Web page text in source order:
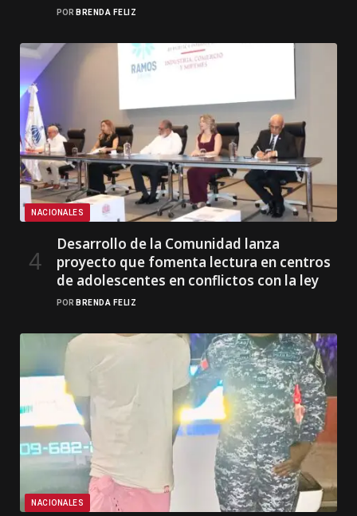
POR BRENDA FELIZ
NACIONALES
Desarrollo de la Comunidad lanza
proyecto que fomenta lectura en centros
de adolescentes en conflictos con la ley
POR BRENDA FELIZ
NACIONALES